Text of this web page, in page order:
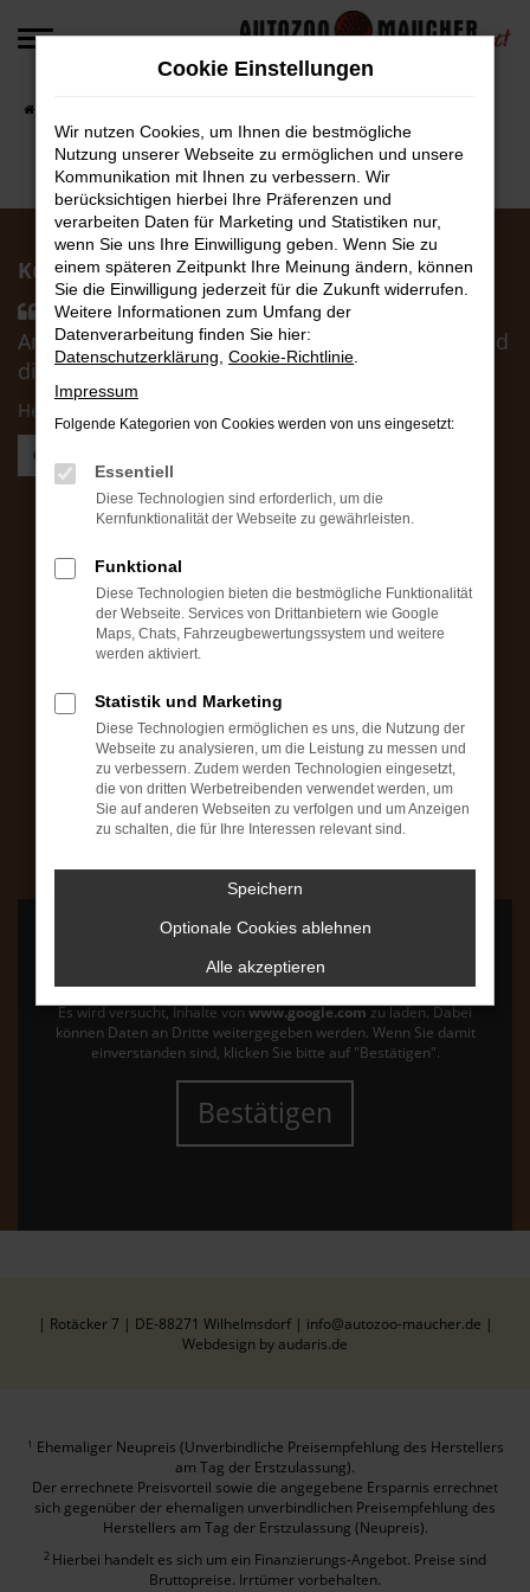
Zum
Kunden über uns:
Händler hat uns sehr schnell passende
Angebote zukommen lassen. Die Abwicklung und
die Zusagen wurden korrekt eingehalten ....
Herr Otto F.
AutoZoo Verkauf
Samstag: 09:00 bis 14:00 Uhr
Fahrzeugbesichtigungen (ohne Verkauf) auch
außerhalb unseren Geschäftszeiten möglich
AutoZoo Werkstatt
Mo bis Fr: 08:00 bis 12:00 Uhr & 13:00 bis 17:00 Uhr
Samstag: 09:00 bis 12:00 Uhr
Es wird versucht, Inhalte vonwww.google.comzu laden. Dabei
können Daten an Dritte weitergegeben werden. Wenn Sie damit
einverstanden sind, klicken Sie bitte auf "Bestätigen".
Bestätigen
| Rotäcker 7 | DE-88271 Wilhelmsdorf | info@autozoo-maucher.de |
Webdesign by audaris.de
1 Ehemaliger Neupreis (Unverbindliche Preisempfehlung des Herstellers
am Tag der Erstzulassung).
Der errechnete Preisvorteil sowie die angegebene Ersparnis errechnet
sich gegenüber der ehemaligen unverbindlichen Preisempfehlung des
Herstellers am Tag der Erstzulassung (Neupreis).
2 Hierbei handelt es sich um ein Finanzierungs-Angebot. Preise sind
Bruttopreise. Irrtümer vorbehalten.
Cookie Einstellungen
Wir nutzen Cookies, um Ihnen die bestmögliche
Nutzung unserer Webseite zu ermöglichen und unsere
Kommunikation mit Ihnen zu verbessern. Wir
berücksichtigen hierbei Ihre Präferenzen und
verarbeiten Daten für Marketing und Statistiken nur,
wenn Sie uns Ihre Einwilligung geben. Wenn Sie zu
einem späteren Zeitpunkt Ihre Meinung ändern, können
Sie die Einwilligung jederzeit für die Zukunft widerrufen.
Weitere Informationen zum Umfang der
Datenverarbeitung finden Sie hier:
Datenschutzerklärung Cookie-Richtlinie
Impressum
Folgende Kategorien von Cookies werden von uns eingesetzt:
Essentiell
Diese Technologien sind erforderlich, um die
Kernfunktionalität der Webseite zu gewährleisten.
Funktional
Diese Technologien bieten die bestmögliche Funktionalität
der Webseite. Services von Drittanbietern wie Google
Maps, Chats, Fahrzeugbewertungssystem und weitere
werden aktiviert.
Statistik und Marketing
Diese Technologien ermöglichen es uns, die Nutzung der
Webseite zu analysieren, um die Leistung zu messen und
zu verbessern. Zudem werden Technologien eingesetzt,
die von dritten Werbetreibenden verwendet werden, um
Sie auf anderen Webseiten zu verfolgen und um Anzeigen
zu schalten, die für Ihre Interessen relevant sind.
Speichern
Optionale Cookies ablehnen
Alle akzeptieren